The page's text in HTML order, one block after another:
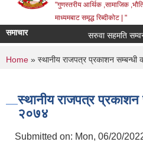
"गुणस्तरीय आर्थिक ,सामाजिक
माध्यमबाट समृद्ध रिब्दीकोट | "
समाचार सरुवा सहमति सम्वन्धमा
You are here
Home » स्थानीय राजपत्र प्रकाशन सम्बन्धी
स्थानीय राजपत्र प्रकाशन
२०७४
Submitted on: Mon, 06/20/